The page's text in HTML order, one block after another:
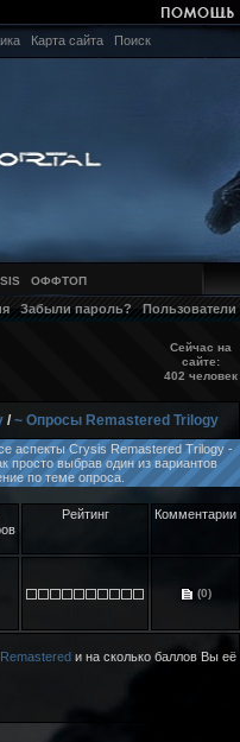
Карта сайта Поиск
ОФФТОП
Забыли пароль? Пользователи
Сейчас на
сайте:
402 человек
/~ Опросы Remastered Trilogy
аспекты Crysis Remastered Trilogy -
просто выбрав один из вариантов
по теме опроса.
Рейтинг Комментарии
(0)
и на сколько баллов Вы её